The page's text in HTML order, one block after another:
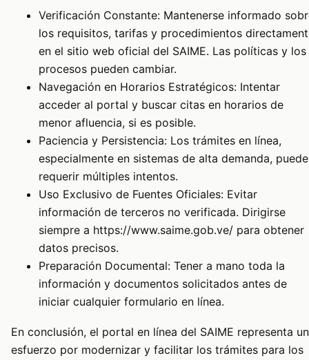
Verificación Constante: Mantenerse informado
los requisitos, tarifas y procedimientos
en el sitio web oficial del SAIME. Las políticas y los
procesos pueden cambiar.
Navegación en Horarios Estratégicos: Intentar
acceder al portal y buscar citas en horarios de
menor afluencia, si es posible.
Paciencia y Persistencia: Los trámites en línea,
especialmente en sistemas de alta demanda,
requerir múltiples intentos.
Uso Exclusivo de Fuentes Oficiales: Evitar
información de terceros no verificada. Dirigirse
siempre a https://www.saime.gob.ve/ para obtener
datos precisos.
Preparación Documental: Tener a mano toda la
información y documentos solicitados antes de
iniciar cualquier formulario en línea.
En conclusión, el portal en línea del SAIME representa un
esfuerzo por modernizar y facilitar los trámites para los